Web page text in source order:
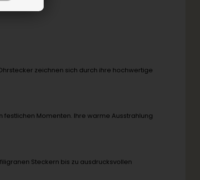
zeichnen sich durch ihre hochwertige
Momenten. Ihre warme Ausstrahlung
Steckern bis zu ausdrucksvollen